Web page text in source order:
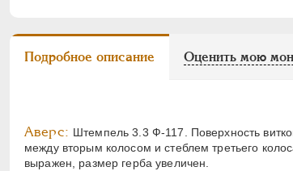
Подробное описание Оценить мою
Аверс: Штемпель 3.3 Ф-117. Поверхность
между вторым колосом и стеблем третьего
выражен, размер герба увеличен.